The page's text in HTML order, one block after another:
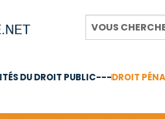
DU DROIT PUBLIC---DROIT